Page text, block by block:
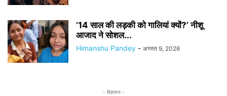
’14 साल की लड़की को गालियां क्यों?’ नीशू
आजाद ने सोशल...
Himanshu Pandey - अगस्त 9, 2026
- विज्ञापन -